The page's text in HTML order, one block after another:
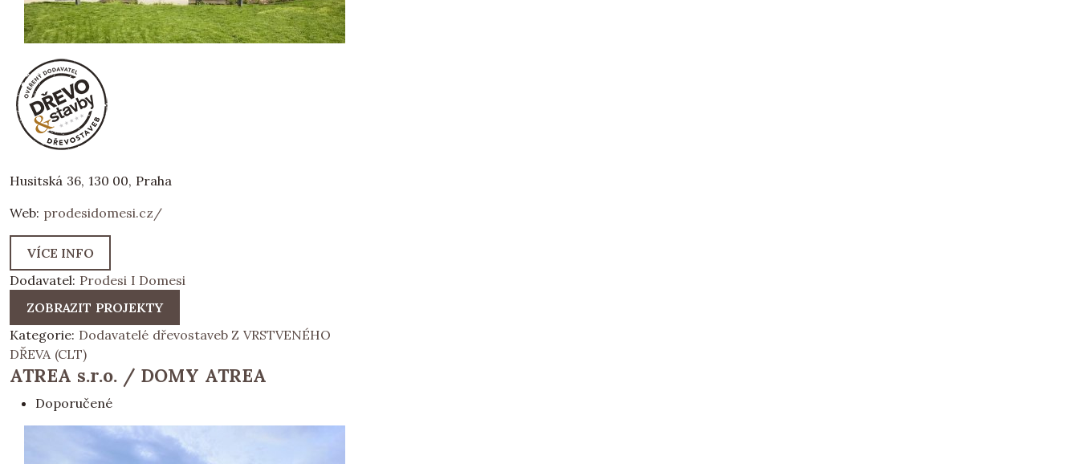
Husitská 36, 130 00, Praha
Web: prodesidomesi.cz/
VÍCE INFO
Dodavatel: Prodesi I Domesi
ZOBRAZIT PROJEKTY
Kategorie: Dodavatelé dřevostaveb Z VRSTVENÉHO
DŘEVA (CLT)
ATREA s.r.o. / DOMY ATREA
Doporučené